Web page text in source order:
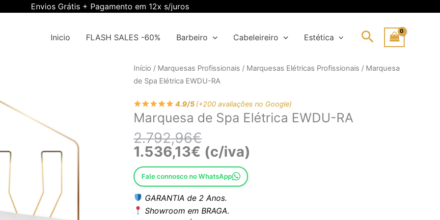
Envios Grátis + Pagamento em 12x s/juros
Inicio FLASH SALES -60% Barbeiro Cabeleireiro Estética Search
Início / Marquesas Profissionais / Marquesas Elétricas Profissionais / Marquesa
de Spa Elétrica EWDU-RA
4.9/5 (+200 avaliações no Google)
Marquesa de Spa Elétrica EWDU-RA
2.792,96€
O
preço
era:
2.792,96€.
O
preço
é:
1.536,13€.
1.536,13€ (c/iva)
Fale connosco no WhatsApp
GARANTIA de 2 Anos.
Showroom em BRAGA.
Quantidade
de
de
Spa
Elétrica
EWDU-
RA